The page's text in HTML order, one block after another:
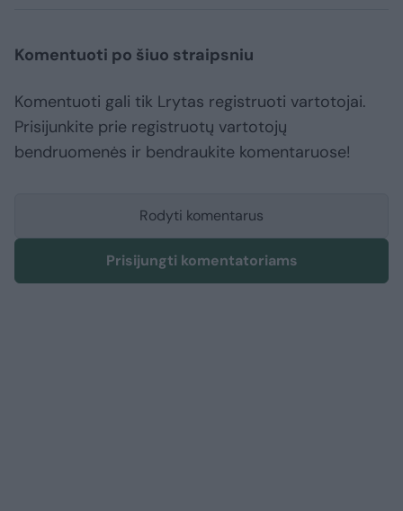
Komentuoti po šiuo straipsniu
Komentuoti gali tik Lrytas registruoti vartotojai.
Prisijunkite prie registruotų vartotojų
bendruomenės ir bendraukite komentaruose!
Rodyti komentarus
Prisijungti komentatoriams